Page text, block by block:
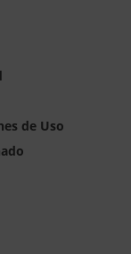
de Uso